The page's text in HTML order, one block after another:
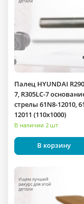
Палец HYUNDAI
7, R305LC-7
стрелы 61N8-12010,
12011 (110x1000)
В наличии 2 шт.
В корзину